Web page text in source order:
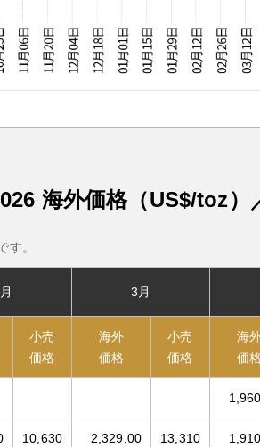
海外価格（US$/toz）
す。
3月
小売
価格
海外
価格
小売
価格
海
価
10,630 2,329.00 13,310